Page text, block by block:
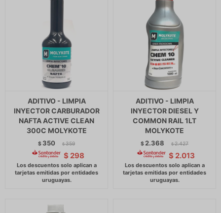
ADITIVO - LIMPIA
INYECTOR CARBURADOR
NAFTA ACTIVE CLEAN
300C MOLYKOTE
$ 350 $ 359
$ 298
ADITIVO - LIMPIA
INYECTOR DIESEL Y
COMMON RAIL 1LT
MOLYKOTE
$ 2.368 $ 2.427
$ 2.013